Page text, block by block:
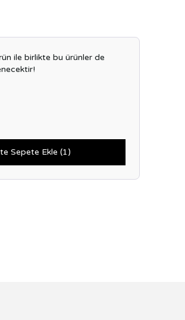
ile birlikte bu ürünler de
Sepete Ekle (1)